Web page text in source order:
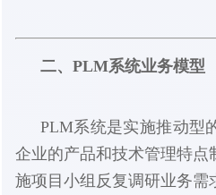
二、PLM系统业务模型
PLM系统是实施推动型
企业的产品和技术管理特点
施项目小组反复调研业务需